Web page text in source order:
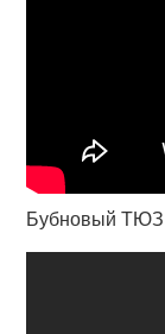
Бубновый ТЮЗ